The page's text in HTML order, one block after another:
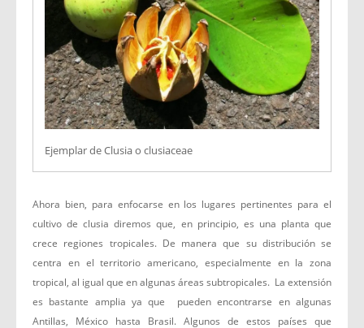
Ejemplar de Clusia o clusiaceae
Ahora bien, para enfocarse en los lugares pertinentes para el
cultivo de clusia diremos que, en principio, es una planta que
crece regiones tropicales. De manera que su distribución se
centra en el territorio americano, especialmente en la zona
tropical, al igual que en algunas áreas subtropicales. La extensión
es bastante amplia ya que pueden encontrarse en algunas
Antillas, México hasta Brasil. Algunos de estos países que